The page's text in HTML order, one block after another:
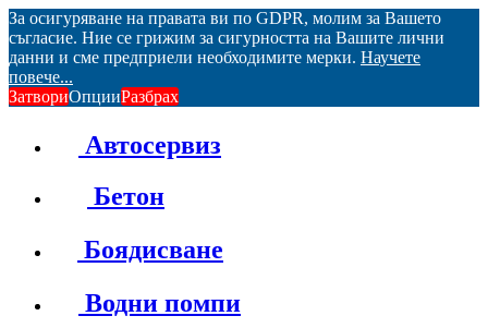
За осигуряване на правата ви по GDPR, молим за Вашето
съгласие. Ние се грижим за сигурността на Вашите лични
данни и сме предприели необходимите мерки. Научете
повече...
ЗатвориОпцииРазбрах
Автосервиз
Бетон
Боядисване
Водни помпи